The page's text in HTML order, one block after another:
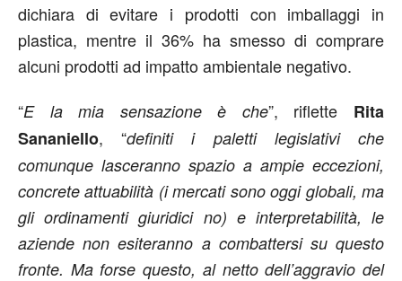
dichiara di evitare i prodotti con imballaggi in
plastica, mentre il 36% ha smesso di comprare
alcuni prodotti ad impatto ambientale negativo.
“E la mia sensazione è che”, riflette Rita
Sananiello, “definiti i paletti legislativi che
comunque lasceranno spazio a ampie eccezioni,
concrete attuabilità (i mercati sono oggi globali, ma
gli ordinamenti giuridici no) e interpretabilità, le
aziende non esiteranno a combattersi su questo
fronte. Ma forse questo, al netto dell’aggravio del